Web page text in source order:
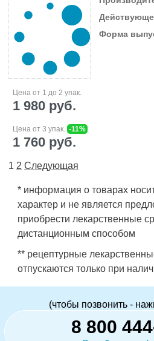
Форма
Цена от 1 до 2 упак.
1 980 руб.
Цена от 3 упак. -11%
1 760 руб.
1 2 Следующая
* информация о товарах
характер и не является
приобрести лекарственные
дистанционным способом
** рецептурные
отпускаются только при
(чтобы позвонить -
8 800